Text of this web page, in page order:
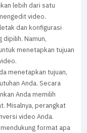
lebih dari satu
video.
dan konfigurasi
Namun,
menetapkan tujuan
menetapkan tujuan,
Anda. Secara
Anda memilih
Misalnya, perangkat
video Anda.
format apa